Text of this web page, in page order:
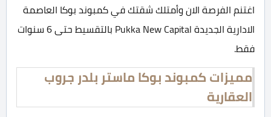
اغتنم الفرصة الان وأمتلك شقتك في كمبوند بوكا العاصمة
الادارية الجديدة Pukka New Capital بالتقسيط حتى 6 سنوات
فقط.
مميزات كمبوند بوكا ماستر بلدر جروب
العقارية